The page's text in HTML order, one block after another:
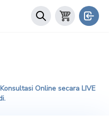
Online secara LIVE